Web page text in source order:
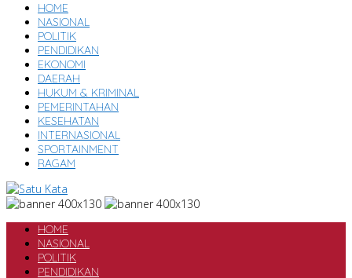
HOME
NASIONAL
POLITIK
PENDIDIKAN
EKONOMI
DAERAH
HUKUM & KRIMINAL
PEMERINTAHAN
KESEHATAN
INTERNASIONAL
SPORTAINMENT
RAGAM
HOME
NASIONAL
POLITIK
PENDIDIKAN